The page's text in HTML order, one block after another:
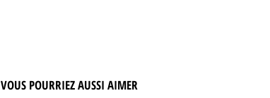
VOUS POURRIEZ AUSSI AIMER